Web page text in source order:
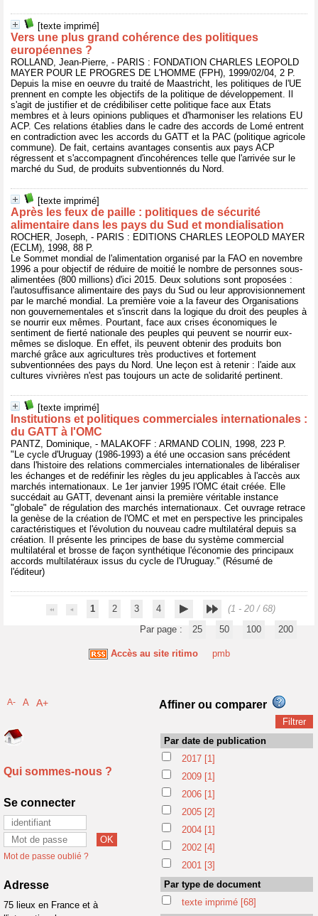
[texte imprimé]
Vers une plus grand cohérence des politiques
européennes ?
ROLLAND, Jean-Pierre, - PARIS : FONDATION CHARLES LEOPOLD
MAYER POUR LE PROGRES DE L'HOMME (FPH), 1999/02/04, 2 P.
Depuis la mise en oeuvre du traité de Maastricht, les politiques de l'UE
prennent en compte les objectifs de la politique de développement. Il
s'agit de justifier et de crédibiliser cette politique face aux Etats
membres et à leurs opinions publiques et d'harmoniser les relations EU
ACP. Ces relations établies dans le cadre des accords de Lomé entrent
en contradiction avec les accords du GATT et la PAC (politique agricole
commune). De fait, certains avantages consentis aux pays ACP
régressent et s'accompagnent d'incohérences telle que l'arrivée sur le
marché du Sud, de produits subventionnés du Nord.
[texte imprimé]
Après les feux de paille : politiques de sécurité
alimentaire dans les pays du Sud et mondialisation
ROCHER, Joseph, - PARIS : EDITIONS CHARLES LEOPOLD MAYER
(ECLM), 1998, 88 P.
Le Sommet mondial de l'alimentation organisé par la FAO en novembre
1996 a pour objectif de réduire de moitié le nombre de personnes sous-
alimentées (800 millions) d'ici 2015. Deux solutions sont proposées :
l'autosuffisance alimentaire des pays du Sud ou leur approvisionnement
par le marché mondial. La première voie a la faveur des Organisations
non gouvernementales et s'inscrit dans la logique du droit des peuples à
se nourrir eux mêmes. Pourtant, face aux crises économiques le
sentiment de fierté nationale des peuples qui peuvent se nourrir eux-
mêmes se disloque. En effet, ils peuvent obtenir des produits bon
marché grâce aux agricultures très productives et fortement
subventionnées des pays du Nord. Une leçon est à retenir : l'aide aux
cultures vivrières n'est pas toujours un acte de solidarité pertinent.
[texte imprimé]
Institutions et politiques commerciales internationales :
du GATT à l'OMC
PANTZ, Dominique, - MALAKOFF : ARMAND COLIN, 1998, 223 P.
"Le cycle d'Uruguay (1986-1993) a été une occasion sans précédent
dans l'histoire des relations commerciales internationales de libéraliser
les échanges et de redéfinir les règles du jeu applicables à l'accès aux
marchés internationaux. Le 1er janvier 1995 l'OMC était créée. Elle
succédait au GATT, devenant ainsi la première véritable instance
"globale" de régulation des marchés internationaux. Cet ouvrage retrace
la genèse de la création de l'OMC et met en perspective les principales
caractéristiques et l'évolution du nouveau cadre multilatéral depuis sa
création. Il présente les principes de base du système commercial
multilatéral et brosse de façon synthétique l'économie des principaux
accords multilatéraux issus du cycle de l'Uruguay." (Résumé de
l'éditeur)
1 2 3 4
(1 - 20 / 68)
Par page :
25 50 100 200
Accès au site ritimo pmb
A- A A+
Qui sommes-nous ?
Se connecter
Mot de passe oublié ?
Adresse
75 lieux en France et à
Affiner ou comparer
Par date de publication
2017 [1]
2009 [1]
2006 [1]
2005 [2]
2004 [1]
2002 [4]
2001 [3]
Par type de document
texte imprimé [68]